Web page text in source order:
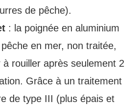
de pêche).
: la poignée en aluminium
en mer, non traitée,
rouiller après seulement 2
Grâce à un traitement
de type III (plus épais et